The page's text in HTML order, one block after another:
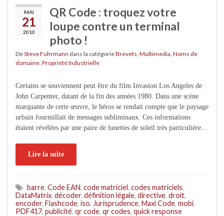
MAI
21
2010
QR Code : troquez votre
loupe contre un terminal
photo !
DeSteve Fuhrmann dans la catégorieBrevets Multimedia Noms de
domaine Propriété Industrielle
Certains se souviennent peut être du film Invasion Los Angeles de
John Carpenter, datant de la fin des années 1980. Dans une scène
marquante de cette œuvre, le héros se rendait compte que le paysage
urbain fourmillait de messages subliminaux. Ces informations
étaient révélées par une paire de lunettes de soleil très particulière…
Lire la suite
barre, Code EAN, code matriciel, codes matriciels,
DataMatrix, décoder, définition légale, directive, droit,
encoder, Flashcode, iso, Jurisprudence, Maxi Code, mobi,
PDF417, publicité, qr code, qr codes, quick response